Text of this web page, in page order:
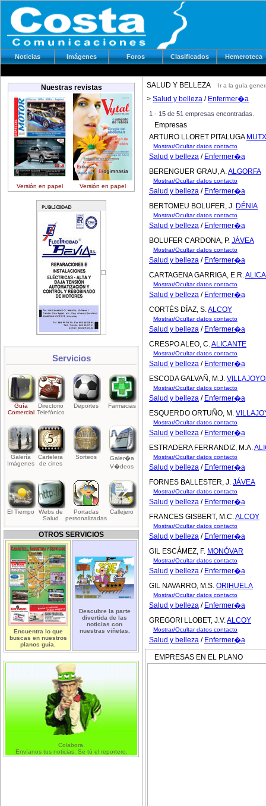
Noticias Imágenes Foros Clasificados Hemeroteca
Nuestras revistas
Versión en papel Versión en papel
Servicios
Guía
Comercial
Directorio
Telefónico
Deportes Farmacias
Galería
Imágenes
Cartelera
de cines
Sorteos
Galer�a
V�deos
El Tiempo
Webs de
Salud
Portadas
personalizadas
Callejero
OTROS SERVICIOS
Encuentra lo que
buscas en nuestros
planos guía.
Descubre la parte
divertida de las
noticias con
nuestras viñetas.
Colabora.
Envíanos tus noticias. Se tú el reportero.
SALUD Y BELLEZA Ir a la guía
> Salud y belleza / Enfermer�a
1 - 15 de 51 empresas encontradas.
Empresas
ARTURO LLORET PITALUGA
Mostrar/Ocultar datos contacto
Salud y belleza / Enfermer�a
BERENGUER GRAU, A.ALGORFA
Mostrar/Ocultar datos contacto
Salud y belleza / Enfermer�a
BERTOMEU BOLUFER, J. DÉNIA
Mostrar/Ocultar datos contacto
Salud y belleza / Enfermer�a
BOLUFER CARDONA, P. JÁVEA
Mostrar/Ocultar datos contacto
Salud y belleza / Enfermer�a
CARTAGENA GARRIGA, E.R.
Mostrar/Ocultar datos contacto
Salud y belleza / Enfermer�a
CORTÉS DÍAZ, S.ALCOY
Mostrar/Ocultar datos contacto
Salud y belleza / Enfermer�a
CRESPO ALEO, C.ALICANTE
Mostrar/Ocultar datos contacto
Salud y belleza / Enfermer�a
ESCODA GALVAÑ, M.J.
Mostrar/Ocultar datos contacto
Salud y belleza / Enfermer�a
ESQUERDO ORTUÑO, M.
Mostrar/Ocultar datos contacto
Salud y belleza / Enfermer�a
ESTRADERA FERRANDIZ, M.A.
Mostrar/Ocultar datos contacto
Salud y belleza / Enfermer�a
FORNES BALLESTER, J. JÁVEA
Mostrar/Ocultar datos contacto
Salud y belleza / Enfermer�a
FRANCES GISBERT, M.C.ALCOY
Mostrar/Ocultar datos contacto
Salud y belleza / Enfermer�a
GIL ESCÁMEZ, F. MONÓVAR
Mostrar/Ocultar datos contacto
Salud y belleza / Enfermer�a
GIL NAVARRO, M.S. ORIHUELA
Mostrar/Ocultar datos contacto
Salud y belleza / Enfermer�a
GREGORI LLOBET, J.V.ALCOY
Mostrar/Ocultar datos contacto
Salud y belleza / Enfermer�a
EMPRESAS EN EL PLANO